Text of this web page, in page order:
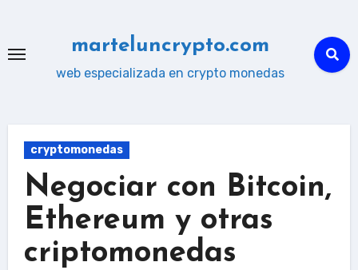
contenido
marteluncrypto.com
web especializada en crypto monedas
cryptomonedas
Negociar con Bitcoin,
Ethereum y otras
criptomonedas